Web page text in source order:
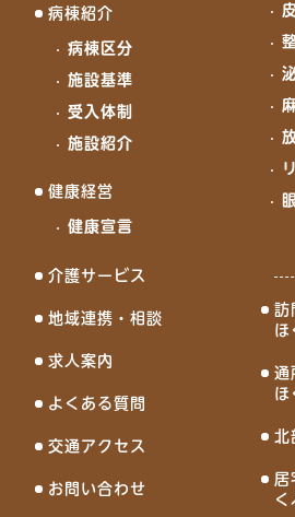
病棟紹介
病棟区分
施設基準
受入体制
施設紹介
健康経営
健康宣言
介護サービス
地域連携・相談
求人案内
よくある質問
交通アクセス
お問い合わせ
訪
ほ
通
ほ
北
居
く